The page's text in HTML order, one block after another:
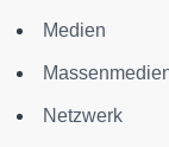
Medien
Netzwerk